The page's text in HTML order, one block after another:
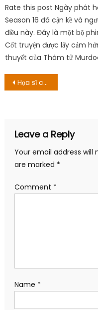
Rate this post Ngày phát
Season 16 đã cận kề và
điều này. Đây là một bộ
Cốt truyện được lấy cảm
thuyết của Thám tử
Post
Họa sĩ của bộ truyện Solo Leveling Jang Sung-rak qua đời
Leave a Reply
Your email address will
are marked *
Comment *
Name *